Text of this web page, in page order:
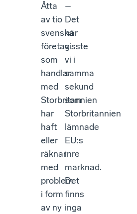
Åtta
av tio
svenska
företag
som
handlar
med
Storbritannien
har
haft
eller
räknar
med
problem
i form
av ny
–
Det
här
visste
vi i
samma
sekund
som
Storbritannien
lämnade
EU:s
inre
marknad.
Det
finns
inga